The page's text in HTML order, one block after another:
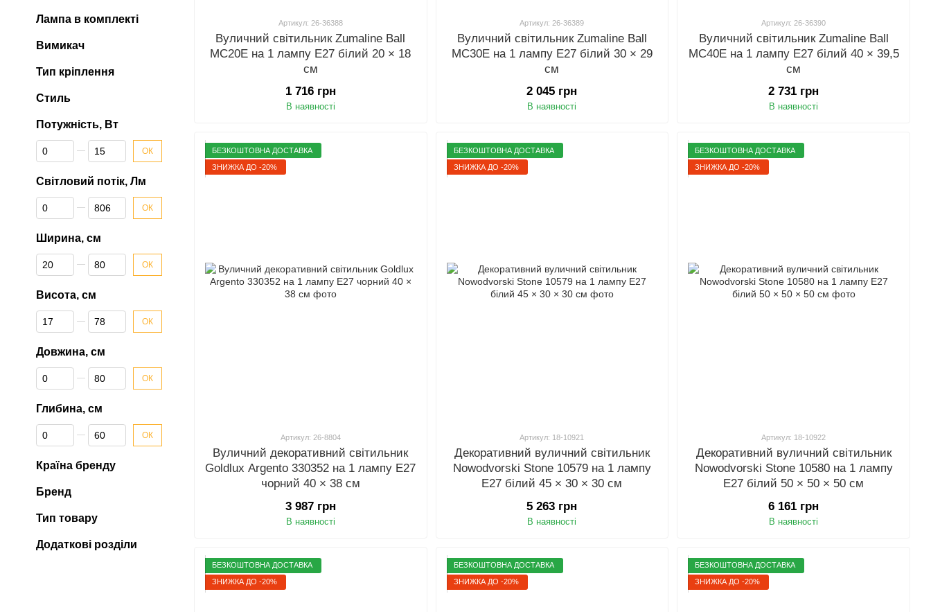
Артикул: 26-36388
Вуличний світильник Zumaline Ball
MC20E на 1 лампу E27 білий 20 × 18
см
1 716 грн
В наявності
Артикул: 26-36389
Вуличний світильник Zumaline Ball
MC30E на 1 лампу E27 білий 30 × 29
см
2 045 грн
В наявності
Артикул: 26-36390
Вуличний світильник Zumaline Ball
MC40E на 1 лампу E27 білий 40 × 39,5
см
2 731 грн
В наявності
БЕЗКОШТОВНА ДОСТАВКА
ЗНИЖКА ДО -20%
Артикул: 26-8804
Вуличний декоративний світильник
Goldlux Argento 330352 на 1 лампу E27
чорний 40 × 38 см
3 987 грн
В наявності
БЕЗКОШТОВНА ДОСТАВКА
ЗНИЖКА ДО -20%
Артикул: 18-10921
Декоративний вуличний світильник
Nowodvorski Stone 10579 на 1 лампу
E27 білий 45 × 30 × 30 см
5 263 грн
В наявності
БЕЗКОШТОВНА ДОСТАВКА
ЗНИЖКА ДО -20%
Артикул: 18-10922
Декоративний вуличний світильник
Nowodvorski Stone 10580 на 1 лампу
E27 білий 50 × 50 × 50 см
6 161 грн
В наявності
БЕЗКОШТОВНА ДОСТАВКА
ЗНИЖКА ДО -20%
БЕЗКОШТОВНА ДОСТАВКА
ЗНИЖКА ДО -20%
БЕЗКОШТОВНА ДОСТАВКА
ЗНИЖКА ДО -20%
Лампа в комплекті
Вимикач
Тип кріплення
Стиль
Потужність, Вт
Від Потужність, Вт
До Потужність, Вт ОК
Світловий потік, Лм
Від Світловий потік, Лм
До Світловий потік, Лм ОК
Ширина, см
Від Ширина, см
До Ширина, см ОК
Висота, см
Від Висота, см
До Висота, см ОК
Довжина, см
Від Довжина, см
До Довжина, см ОК
Глибина, см
Від Глибина, см
До Глибина, см ОК
Країна бренду
Бренд
Тип товару
Додаткові розділи